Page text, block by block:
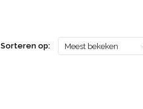
Sorteren op: Meest bekeken